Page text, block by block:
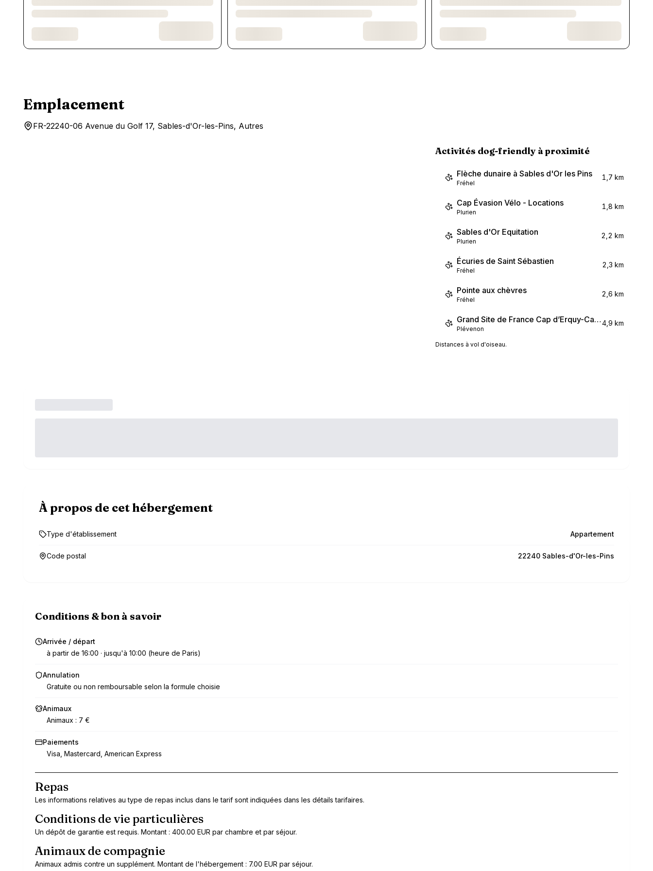
Emplacement
FR-22240-06 Avenue du Golf 17, Sables-d'Or-les-Pins, Autres
Activités dog-friendly à proximité
Flèche dunaire à Sables d'Or les Pins
Fréhel
1,7 km
Cap Évasion Vélo - Locations
Plurien
1,8 km
Sables d'Or Equitation
Plurien
2,2 km
Écuries de Saint Sébastien
Fréhel
2,3 km
Pointe aux chèvres
Fréhel
2,6 km
Grand Site de France Cap d’Erquy-Cap Fréhel
Plévenon
4,9 km
Distances à vol d'oiseau.
À propos de cet hébergement
Type d'établissement Appartement
Code postal 22240 Sables-d'Or-les-Pins
Conditions & bon à savoir
Arrivée / départ
à partir de 16:00 · jusqu'à 10:00 (heure de Paris)
Annulation
Gratuite ou non remboursable selon la formule choisie
Animaux
Animaux : 7 €
Paiements
Visa, Mastercard, American Express
Repas
Les informations relatives au type de repas inclus dans le tarif sont indiquées dans les détails tarifaires.
Conditions de vie particulières
Un dépôt de garantie est requis. Montant : 400.00 EUR par chambre et par séjour.
Animaux de compagnie
Animaux admis contre un supplément. Montant de l'hébergement : 7.00 EUR par séjour.